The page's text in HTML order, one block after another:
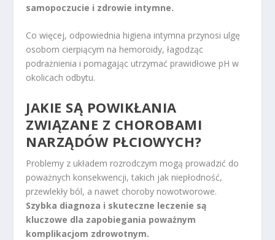
samopoczucie i zdrowie intymne.
Co więcej, odpowiednia higiena intymna przynosi ulgę
osobom cierpiącym na hemoroidy, łagodząc
podrażnienia i pomagając utrzymać prawidłowe pH w
okolicach odbytu.
JAKIE SĄ POWIKŁANIA
ZWIĄZANE Z CHOROBAMI
NARZĄDÓW PŁCIOWYCH?
Problemy z układem rozrodczym mogą prowadzić do
poważnych konsekwencji, takich jak niepłodność,
przewlekły ból, a nawet choroby nowotworowe.
Szybka diagnoza i skuteczne leczenie są
kluczowe dla zapobiegania poważnym
komplikacjom zdrowotnym.